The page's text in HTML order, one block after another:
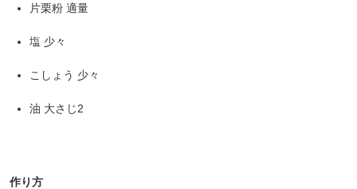
片栗粉 適量
塩 少々
こしょう 少々
油 大さじ2
作り方